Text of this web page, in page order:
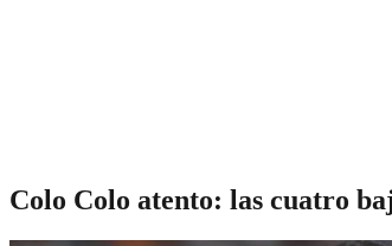
Colo Colo atento: las cuatro